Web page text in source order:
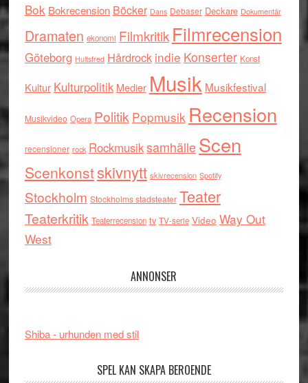
Bok Bokrecension Böcker Dans Debaser Deckare Dokumentär
Dramaten ekonomi Filmkritik Filmrecension
Göteborg Hultsfred Hårdrock indie Konserter Konst
Kultur Kulturpolitik Medier Musik Musikfestival
Musikvideo Opera Politik Popmusik Recension
recensioner rock RockmusiksamhälleScen
Scenkonstskivnytt skivrecension Spotify
Stockholm Stockholms stadsteater Teater
Teaterkritik Teaterrecension tv TV-serie Video Way Out
West
ANNONSER
Shiba - urhunden med stil
SPEL KAN SKAPA BEROENDE